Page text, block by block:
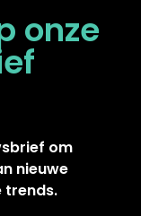
onze
om
nieuwe
trends.